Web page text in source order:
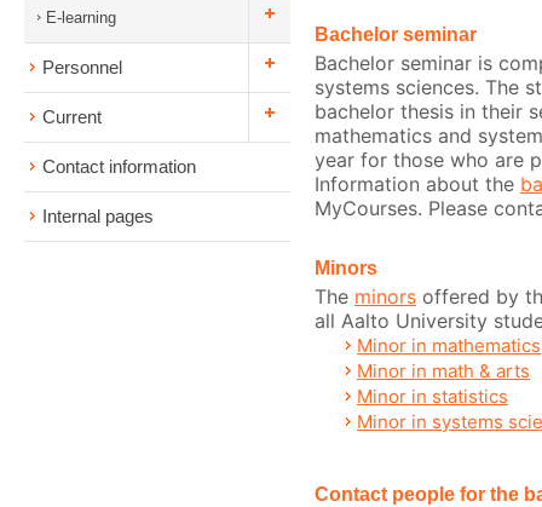
E-learning
Personnel
Current
Contact information
Internal pages
Bachelor seminar
Bachelor seminar is
systems sciences. The
bachelor thesis in their
mathematics and
year for those who are
Information about the
MyCourses. Please
Minors
The minors offered by
all Aalto University
Minor in mathematics
Minor in math & arts
Minor in statistics
Minor in systems
Contact people for the